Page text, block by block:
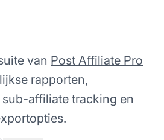
van Post Affiliate Pro
rapporten,
affiliate tracking en